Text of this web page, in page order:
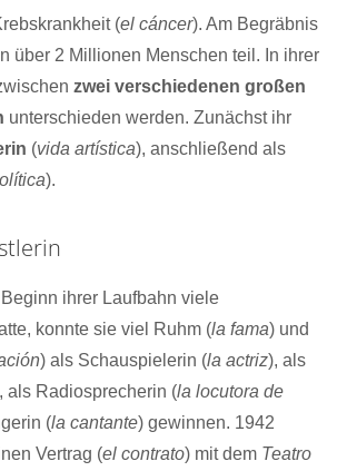
(el cáncer). Am Begräbnis
über 2 Millionen Menschen teil. In ihrer
zwei verschiedenen großen
unterschieden werden. Zunächst ihr
(vida artística), anschließend als
).
ihrer Laufbahn viele
konnte sie viel Ruhm (la fama) und
) als Schauspielerin (la actriz), als
als Radiosprecherin (la locutora de
(la cantante) gewinnen. 1942
Vertrag (el contrato) mit dem Teatro